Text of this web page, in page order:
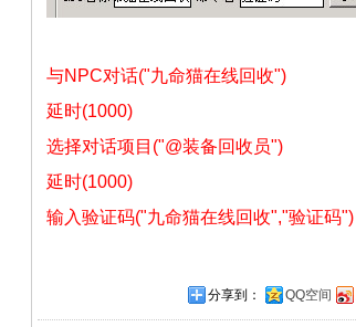
与NPC对话("九命猫在线回收")
延时(1000)
选择对话项目("@装备回收员")
延时(1000)
输入验证码("九命猫在线回收","验证码")
分享到： QQ空间